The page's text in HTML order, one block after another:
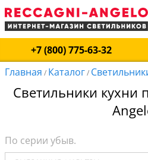
+7 (800) 775-63-32
Главная / Каталог/
Светильники кухни